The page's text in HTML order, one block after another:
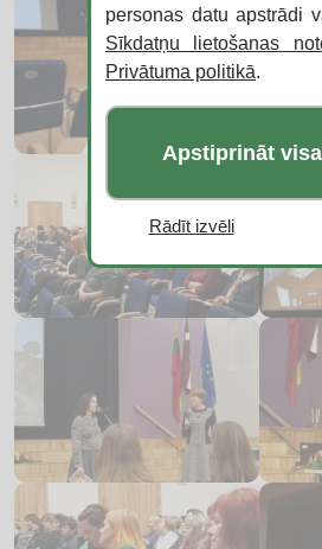
personas datu apstrādi
Sīkdatņu lietošanas
Privātuma politikā.
Apstiprināt
Rādīt izvēli